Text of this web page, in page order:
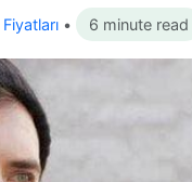
Fiyatları • 6 minute read